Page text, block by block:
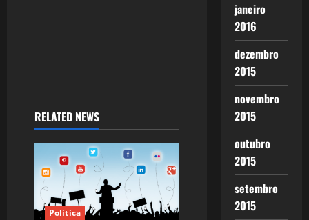
RELATED NEWS
Política
janeiro
2016
dezembro
2015
novembro
2015
outubro
2015
setembro
2015